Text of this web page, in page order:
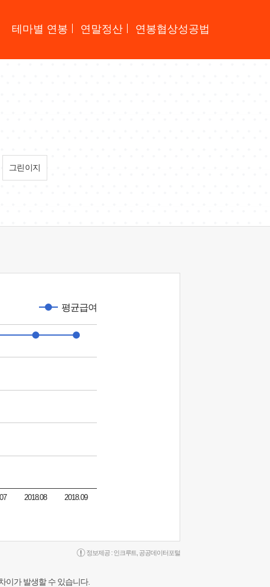
테마별 연봉 연말정산 연봉협상성공법
그린이지
평균급여
2018.08 2018.09
정보제공 : 인크루트 공공데이터포털
이가 발생할 수 있습니다.